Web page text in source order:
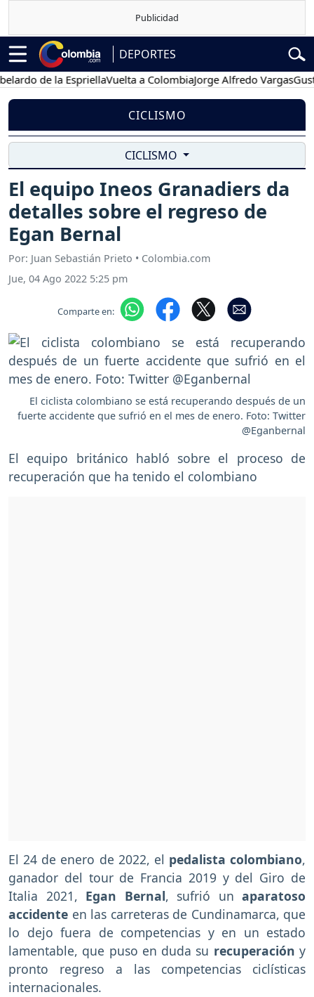
DEPORTES
de la EspriellaVuelta a ColombiaJorge Alfredo VargasGustavo
CICLISMO
CICLISMO
El equipo Ineos Granadiers da
detalles sobre el regreso de
Egan Bernal
Por: Juan Sebastián Prieto • Colombia.com
Jue, 04 Ago 2022 5:25 pm
Comparte en:
El ciclista colombiano se está recuperando después de un
fuerte accidente que sufrió en el mes de enero. Foto: Twitter
@Eganbernal
El equipo británico habló sobre el proceso de
recuperación que ha tenido el colombiano
El 24 de enero de 2022, el pedalista colombiano,
ganador del tour de Francia 2019 y del Giro de
Italia 2021, Egan Bernal, sufrió un aparatoso
accidente en las carreteras de Cundinamarca, que
lo dejo fuera de competencias y en un estado
lamentable, que puso en duda su recuperacióny
pronto regreso a las competencias ciclísticas
internacionales.